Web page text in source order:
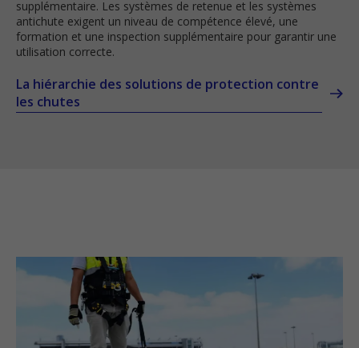
supplémentaire. Les systèmes de retenue et les systèmes
antichute exigent un niveau de compétence élevé, une
formation et une inspection supplémentaire pour garantir une
utilisation correcte.
La hiérarchie des solutions de protection contre
les chutes